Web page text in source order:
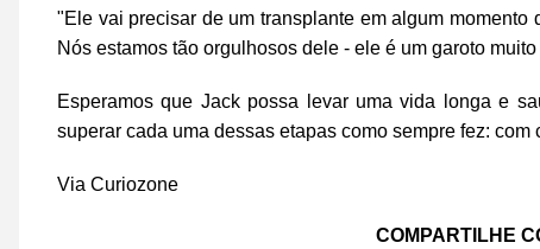
"Ele vai precisar de um transplante em algum
Nós estamos tão orgulhosos dele - ele é um garoto
Esperamos que Jack possa levar uma vida longa e
superar cada uma dessas etapas como sempre fez:
Via Curiozone
COMPARTILHE